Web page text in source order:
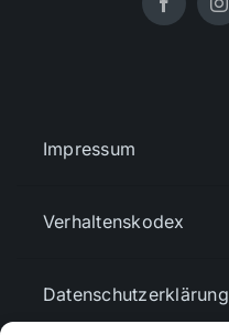
Impressum
Verhaltenskodex
Datenschutzerklärung